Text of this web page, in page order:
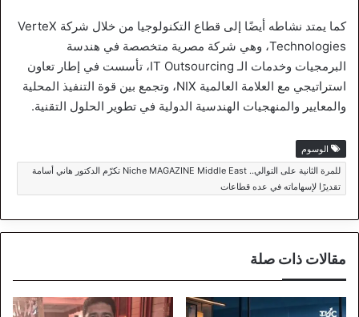
كما يمتد نشاطه أيضًا إلى قطاع التكنولوجيا من خلال شركة VerteX
Technologies، وهي شركة مصرية متخصصة في هندسة
البرمجيات وخدمات الـ IT Outsourcing، تأسست في إطار تعاون
استراتيجي مع العلامة العالمية NIX، وتجمع بين قوة التنفيذ المحلية
والمعايير والمنهجيات الهندسية الدولية في تطوير الحلول التقنية.
الوسوم
للمرة الثانية على التوالي.. Niche MAGAZINE Middle East تكرّم الدكتور هاني أسامة
تقديرًا لإسهاماته في عده قطاعات
مقالات ذات صلة